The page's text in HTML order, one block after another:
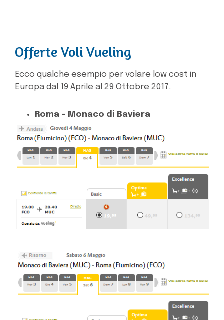
Offerte Voli Vueling
Ecco qualche esempio per volare low cost in
Europa dal 19 Aprile al 29 Ottobre 2017.
Roma – Monaco di Baviera